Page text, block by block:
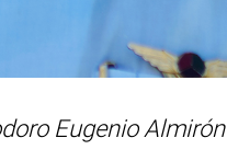
Eugenio Almirón